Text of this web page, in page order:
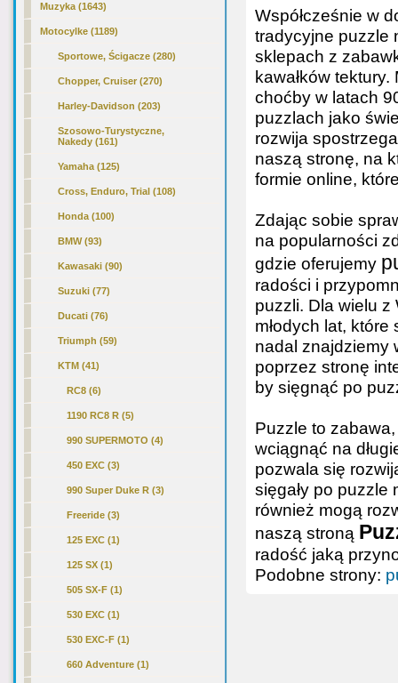
Muzyka (1643)
Motocylke (1189)
Sportowe, Ścigacze (280)
Chopper, Cruiser (270)
Harley-Davidson (203)
Szosowo-Turystyczne,
Nakedy (161)
Yamaha (125)
Cross, Enduro, Trial (108)
Honda (100)
BMW (93)
Kawasaki (90)
Suzuki (77)
Ducati (76)
Triumph (59)
KTM (41)
RC8 (6)
1190 RC8 R (5)
990 SUPERMOTO (4)
450 EXC (3)
990 Super Duke R (3)
Freeride (3)
125 EXC (1)
125 SX(1)
505 SX-F (1)
530 EXC (1)
530 EXC-F (1)
660 Adventure (1)
Współcześnie w
tradycyjne puzzle
sklepach z
kawałków
choćby w latach
puzzlach jako
rozwija
naszą stronę, na
formie online,
Zdając sobie
na popularności
gdzie oferujemy
radości i
puzzli. Dla wielu
młodych lat,
nadal znajdziemy
poprzez stronę
by sięgnąć po
Puzzle to
wciągnąć na
pozwala się
sięgały po
również mogą
naszą stroną
radość jaką
Podobne strony: